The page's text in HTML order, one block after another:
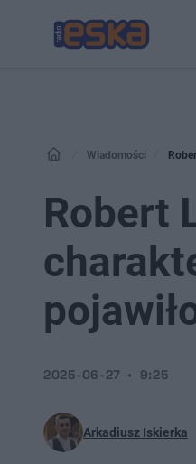
Wiadomości
Robert
Arkadiusz Iskierka
2025-06-27 9:25